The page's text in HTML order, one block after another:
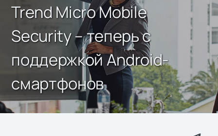
Trend Micro Mobile
Security – теперь с
поддержкой Android-
смартфонов